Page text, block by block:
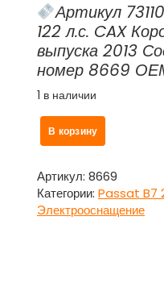
Артикул
122 л.с. CAX
выпуска 2013
номер 8669
1 в наличии
Количество
товара
-
коса
вся
В корзину
Артикул: 8669
Категории: Passat B7
Электрооснащение